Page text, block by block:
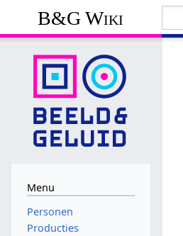
B&G Wiki
Menu
Personen
Producties